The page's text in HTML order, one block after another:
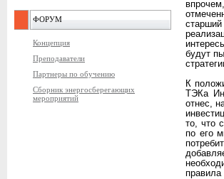
ФОРУМ
Концепция
Преподаватели
Партнеры по обучению
Сборник энергосберегающих
мероприятий
будут
К
ТЭКа
отнес,
то, что
по его